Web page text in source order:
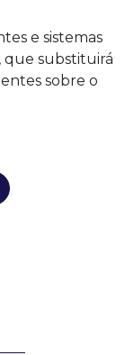
e sistemas
que substituirá
sobre o